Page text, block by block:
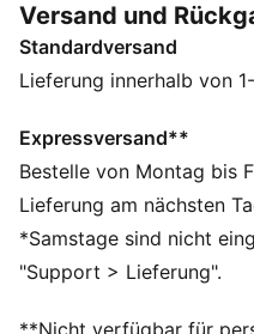
Spikes der 60er mit dem
Schuhen der 80er. Ein
besticht er durch sein
Sohle.
DETAILS
Regular Fit
Klettverschlusssystem
OrthoLite® Futter
Laufsohlendesign umhüllt
Versand und
Standardversand
Lieferung innerhalb von
Expressversand**
Bestelle von Montag bis
Lieferung am nächsten
*Samstage sind nicht
"Support > Lieferung".
**Nicht verfügbar für